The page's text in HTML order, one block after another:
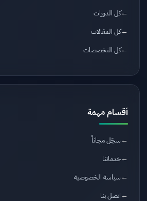
كل الدورات
كل المقالات
كل التخصصات
أقسام مهمة
سجّل مجاناً
خدماتنا
سياسة الخصوصية
اتصل بنا